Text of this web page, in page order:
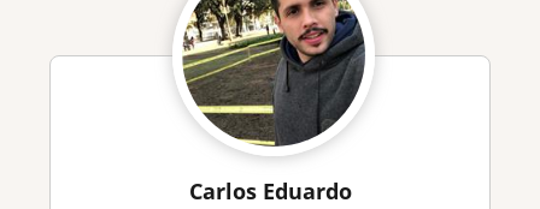
Carlos Eduardo